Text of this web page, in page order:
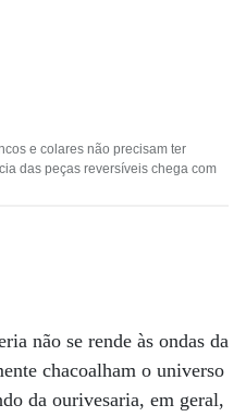
e colares não precisam ter
das peças reversíveis chega com
não se rende às ondas da
chacoalham o universo
da ourivesaria, em geral,